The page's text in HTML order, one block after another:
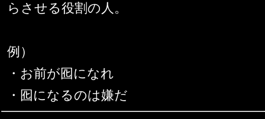
らさせる役割の人。
例）
・お前が囮になれ
・囮になるのは嫌だ